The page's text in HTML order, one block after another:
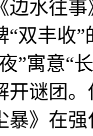
边水往
“双丰收
”寓意“
开谜团
暴》在